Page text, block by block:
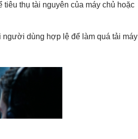
thụ tài nguyên của máy chủ hoặc
người dùng hợp lệ để làm quá tải máy